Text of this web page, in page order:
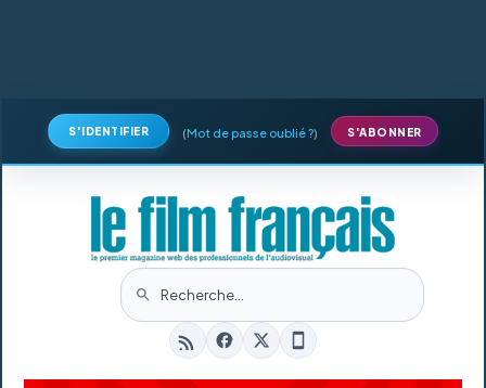
S'IDENTIFIER (Mot de passe oublié ?) S'ABONNER